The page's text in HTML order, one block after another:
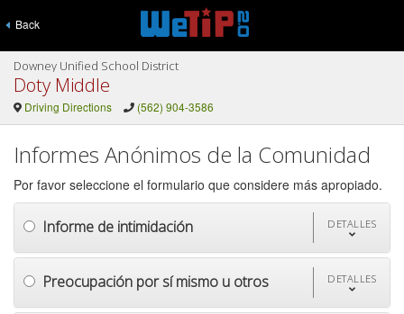
Back
Downey Unified School District
Doty Middle
Driving Directions (562) 904-3586
Informes Anónimos de la Comunidad
Por favor seleccione el formulario que considere más apropiado.
Informe de intimidación DETALLES
Preocupación por sí mismo u otros DETALLES